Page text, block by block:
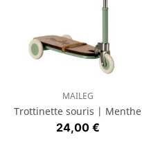
MAILEG
Trottinette souris | Menthe
Prix
24,00 €